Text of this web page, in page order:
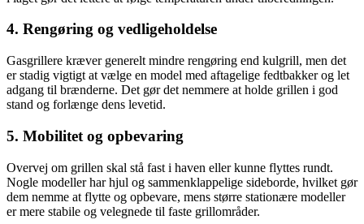
4. Rengøring og vedligeholdelse
Gasgrillere kræver generelt mindre rengøring end kulgrill, men det
er stadig vigtigt at vælge en model med aftagelige fedtbakker og let
adgang til brænderne. Det gør det nemmere at holde grillen i god
stand og forlænge dens levetid.
5. Mobilitet og opbevaring
Overvej om grillen skal stå fast i haven eller kunne flyttes rundt.
Nogle modeller har hjul og sammenklappelige sideborde, hvilket gør
dem nemme at flytte og opbevare, mens større stationære modeller
er mere stabile og velegnede til faste grillområder.